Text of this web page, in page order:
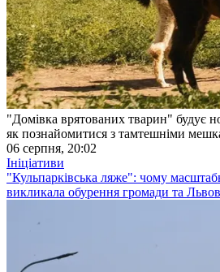
"Домівка врятованих тварин" будує
як познайомитися з тамтешніми
06 серпня, 20:02
Ініціативи
"Кульпарківська ляже": чому
викликала обурення громади та